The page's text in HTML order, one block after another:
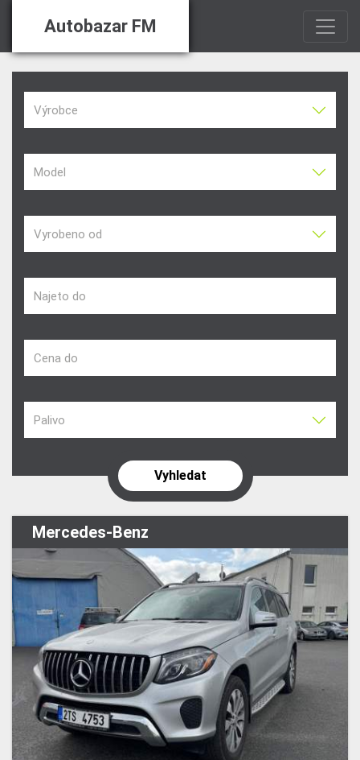
Autobazar FM
Výrobce
Model
Vyrobeno od
Najeto do
Cena do
Palivo
Mercedes-Benz